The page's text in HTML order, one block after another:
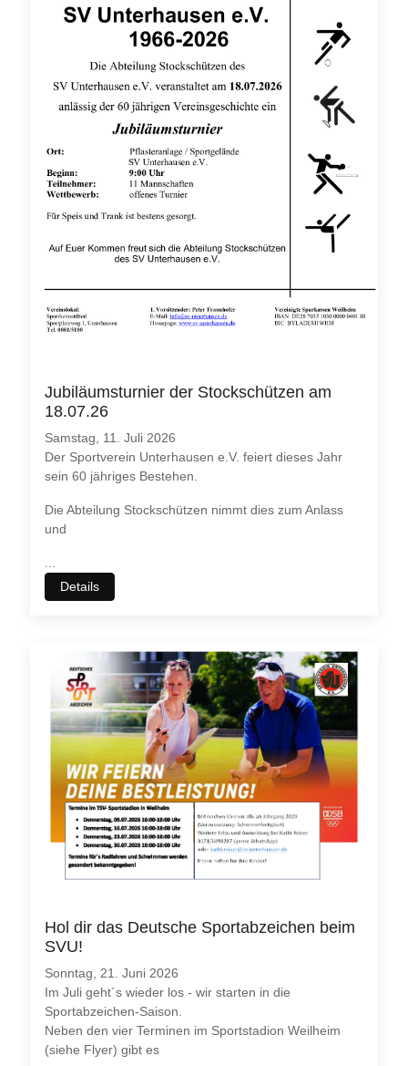
Jubiläumsturnier der Stockschützen am
18.07.26
Samstag, 11. Juli 2026
Der Sportverein Unterhausen e.V. feiert dieses Jahr
sein 60 jähriges Bestehen.
Die Abteilung Stockschützen nimmt dies zum Anlass
und
...
Details
Hol dir das Deutsche Sportabzeichen beim
SVU!
Sonntag, 21. Juni 2026
Im Juli geht´s wieder los - wir starten in die
Sportabzeichen-Saison.
Neben den vier Terminen im Sportstadion Weilheim
(siehe Flyer) gibt es